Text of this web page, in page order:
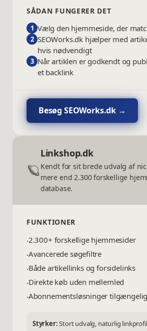
SÅDAN FUNGERER DET
1 Vælg den hjemmeside, der
2 SEOWorks.dk hjælper med
hvis nødvendigt
3 Når artiklen er godkendt og
et backlink
Besøg SEOWorks.dk →
🪐
Linkshop.dk
Kendt for sit brede udvalg af
mere end 2.300 forskellige
database.
FUNKTIONER
·2.300+ forskellige hjemmesider
·Avancerede søgefiltre
·Både artikellinks og forsidelinks
·Direkte køb uden mellemled
·Abonnementsløsninger
Styrker:Stort udvalg, naturlig